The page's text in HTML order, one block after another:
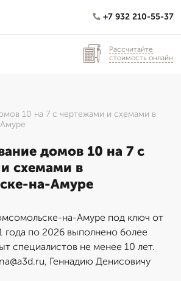
+7 932 210-55-37
Рассчитайте
стоимость онлайн
10 на 7 с чертежами и схемами в
домов 10 на 7 с
схемами в
на-Амуре
на-Амуре под ключ от
года по 2026 выполнено более
специалистов не менее 10 лет.
Геннадию Денисовичу